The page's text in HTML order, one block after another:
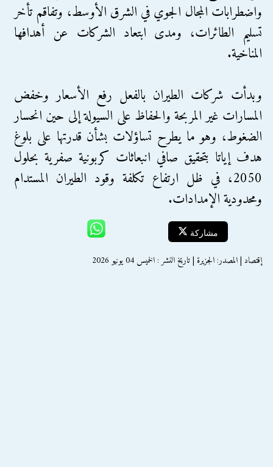
واضطرابات المجال الجوي في الشرق الأوسط، وتفاقم تأخر
تسليم الطائرات، ومدى ابتعاد الشركات عن أهدافها
المناخية.
وبدأت شركات الطيران بالفعل رفع الأسعار وخفض
المسارات غير المربحة والحفاظ على السيولة إلى حين انحسار
الضغوط، وهو ما يطرح تساؤلات بشأن قدرتها على بلوغ
هدف إياتا بتحقيق صافي انبعاثات كربونية صفرية بحلول
2050، في ظل ارتفاع تكلفة وقود الطيران المستدام
ومحدودية الإمدادات.
مشاركة
إقتصاد | المصدر: الجزيرة | تاريخ النشر : الخميس 04 يونيو 2026